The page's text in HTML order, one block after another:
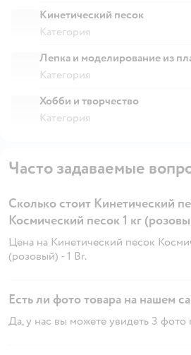
Кинетический песок
Категория
Лепка и моделирование из
Категория
Хобби и творчество
Категория
Часто задаваемые
Сколько стоит Кинетический
Космический песок 1 кг
Цена на Кинетический песок
(розовый) - 1 Br.
Есть ли фото товара на нашем
Да, у нас вы можете увидеть 3 фото